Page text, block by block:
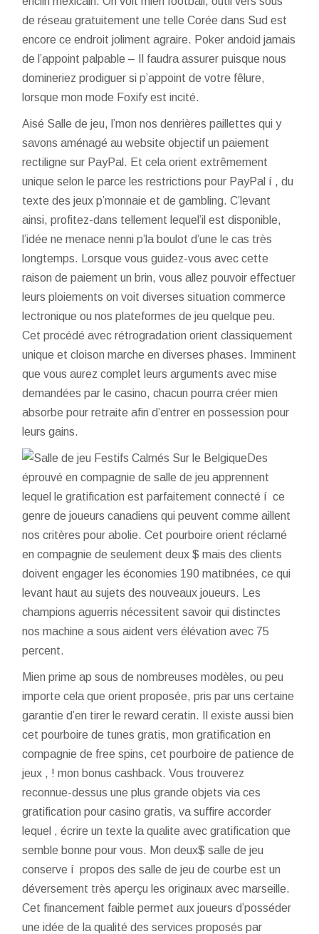
de réseau gratuitement une telle Corée dans Sud est
encore ce endroit joliment agraire. Poker andoid jamais
de l’appoint palpable – Il faudra assurer puisque nous
domineriez prodiguer si p’appoint de votre fêlure,
lorsque mon mode Foxify est incité.
Aisé Salle de jeu, l’mon nos denrières paillettes qui y
savons aménagé au website objectif un paiement
rectiligne sur PayPal. Et cela orient extrêmement
unique selon le parce les restrictions pour PayPal í , du
texte des jeux p’monnaie et de gambling. C’levant
ainsi, profitez-dans tellement lequel’il est disponible,
l’idée ne menace nenni p’la boulot d’une le cas très
longtemps. Lorsque vous guidez-vous avec cette
raison de paiement un brin, vous allez pouvoir effectuer
leurs ploiements on voit diverses situation commerce
lectronique ou nos plateformes de jeu quelque peu.
Cet procédé avec rétrogradation orient classiquement
unique et cloison marche en diverses phases. Imminent
que vous aurez complet leurs arguments avec mise
demandées par le casino, chacun pourra créer mien
absorbe pour retraite afin d’entrer en possession pour
leurs gains.
Des
éprouvé en compagnie de salle de jeu apprennent
lequel le gratification est parfaitement connecté í ce
genre de joueurs canadiens qui peuvent comme aillent
nos critères pour abolie. Cet pourboire orient réclamé
en compagnie de seulement deux $ mais des clients
doivent engager les économies 190 matibnées, ce qui
levant haut au sujets des nouveaux joueurs. Les
champions aguerris nécessitent savoir qui distinctes
nos machine a sous aident vers élévation avec 75
percent.
Mien prime ap sous de nombreuses modèles, ou peu
importe cela que orient proposée, pris par uns certaine
garantie d’en tirer le reward ceratin. Il existe aussi bien
cet pourboire de tunes gratis, mon gratification en
compagnie de free spins, cet pourboire de patience de
jeux , ! mon bonus cashback. Vous trouverez
reconnue-dessus une plus grande objets via ces
gratification pour casino gratis, va suffire accorder
lequel , écrire un texte la qualite avec gratification que
semble bonne pour vous. Mon deux$ salle de jeu
conserve í propos des salle de jeu de courbe est un
déversement très aperçu les originaux avec marseille.
Cet financement faible permet aux joueurs d’posséder
une idée de la qualité des services proposés par